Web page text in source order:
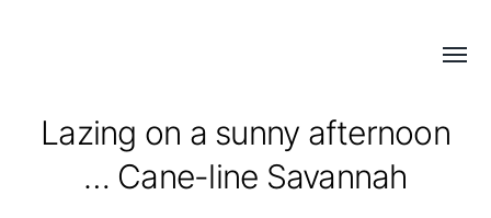
PERFECTION
Menü
Lazing on a sunny afternoon
… Cane-line Savannah